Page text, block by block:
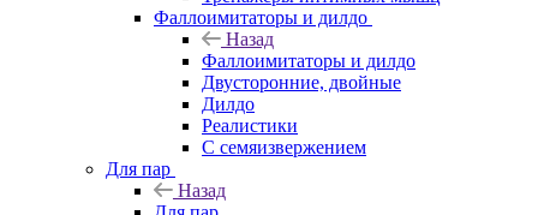
Фаллоимитаторы и дилдо
Назад
Фаллоимитаторы и дилдо
Двусторонние, двойные
Дилдо
Реалистики
С семяизвержением
Для пар
Назад